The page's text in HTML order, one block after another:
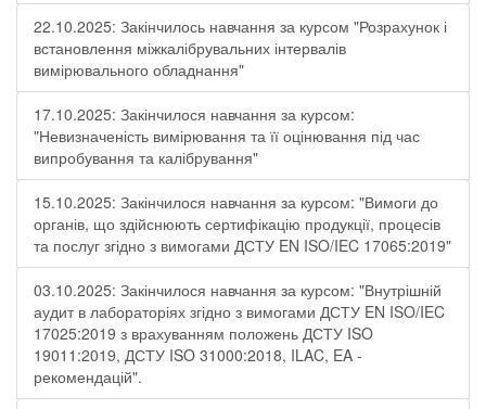
22.10.2025: Закінчилось навчання за курсом "Розрахунок і
встановлення міжкалібрувальних інтервалів
вимірювального обладнання"
17.10.2025: Закінчилося навчання за курсом:
"Невизначеність вимірювання та її оцінювання під час
випробування та калібрування"
15.10.2025: Закінчилося навчання за курсом: "Вимоги до
органів, що здійснюють сертифікацію продукції, процесів
та послуг згідно з вимогами ДСТУ EN ISO/IEC 17065:2019"
03.10.2025: Закінчилося навчання за курсом: "Внутрішній
аудит в лабораторіях згідно з вимогами ДСТУ EN ISO/IEC
17025:2019 з врахуванням положень ДСТУ ISO
19011:2019, ДСТУ ISO 31000:2018, ILAC, EA -
рекомендацій".